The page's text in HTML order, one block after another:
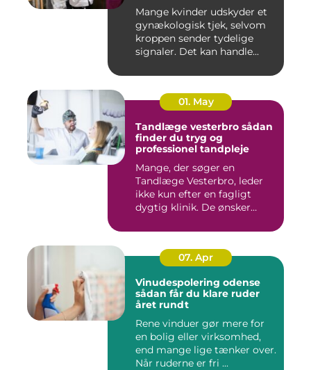
Mange kvinder udskyder et
gynækologisk tjek, selvom
kroppen sender tydelige
signaler. Det kan handle...
01. May
Tandlæge vesterbro sådan
finder du tryg og
professionel tandpleje
Mange, der søger en
Tandlæge Vesterbro, leder
ikke kun efter en fagligt
dygtig klinik. De ønsker
07. Apr
Vinudespolering odense
sådan får du klare ruder
året rundt
Rene vinduer gør mere for
en bolig eller virksomhed,
end mange lige tænker over.
Når ruderne er fri ...